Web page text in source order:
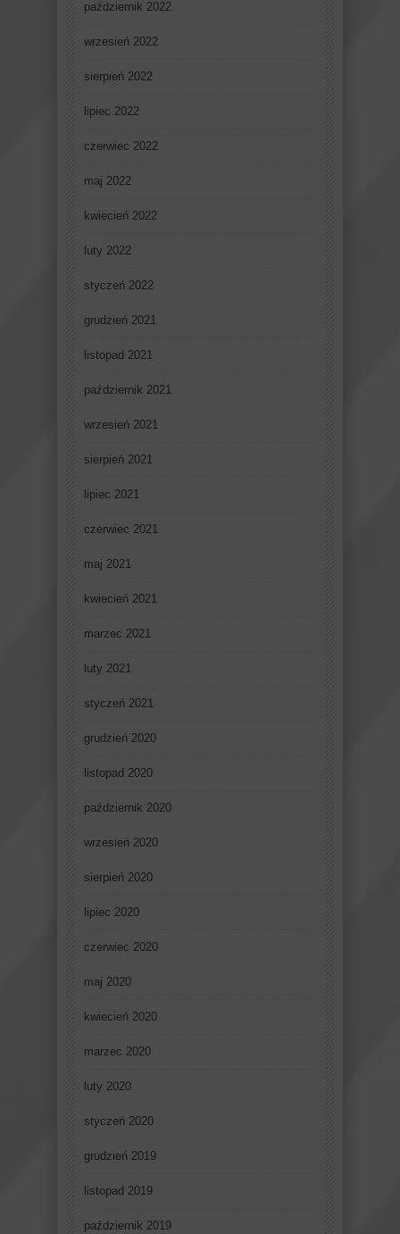
październik 2022
wrzesień 2022
sierpień 2022
lipiec 2022
czerwiec 2022
maj 2022
kwiecień 2022
luty 2022
styczeń 2022
grudzień 2021
listopad 2021
październik 2021
wrzesień 2021
sierpień 2021
lipiec 2021
czerwiec 2021
maj 2021
kwiecień 2021
marzec 2021
luty 2021
styczeń 2021
grudzień 2020
listopad 2020
październik 2020
wrzesień 2020
sierpień 2020
lipiec 2020
czerwiec 2020
maj 2020
kwiecień 2020
marzec 2020
luty 2020
styczeń 2020
grudzień 2019
listopad 2019
październik 2019